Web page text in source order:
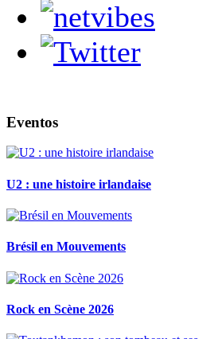
Eventos
U2 : une histoire irlandaise
Brésil en Mouvements
Rock en Scène 2026